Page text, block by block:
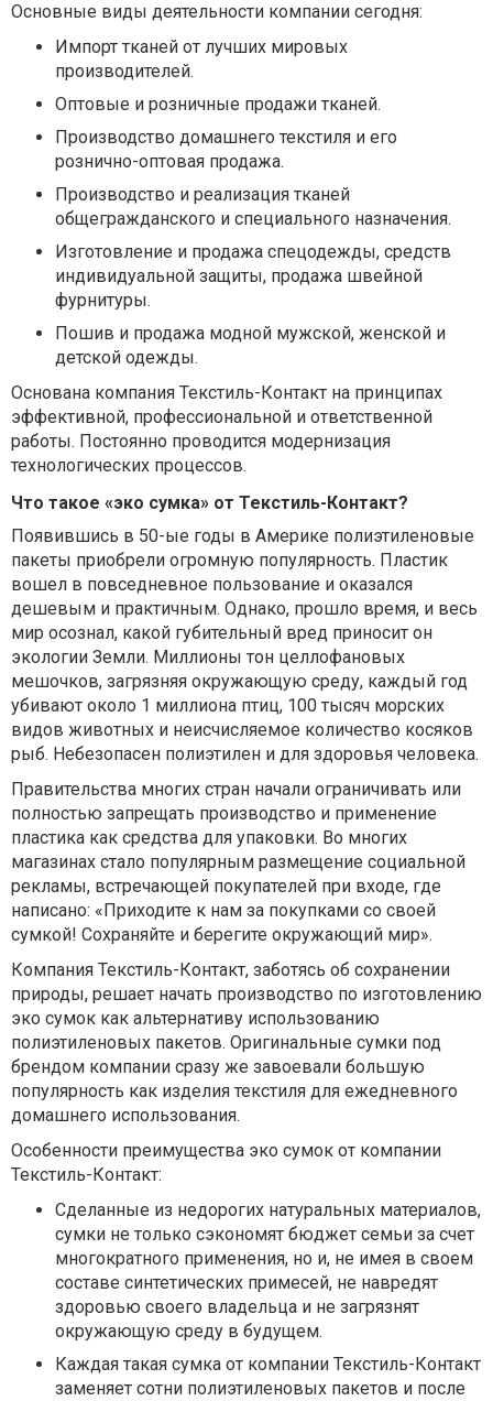
Основные виды деятельности компании сегодня:
Импорт тканей от лучших мировых
производителей.
Оптовые и розничные продажи тканей.
Производство домашнего текстиля и его
рознично-оптовая продажа.
Производство и реализация тканей
общегражданского и специального назначения.
Изготовление и продажа спецодежды, средств
индивидуальной защиты, продажа швейной
фурнитуры.
Пошив и продажа модной мужской, женской и
детской одежды.
Основана компания Текстиль-Контакт на принципах
эффективной, профессиональной и ответственной
работы. Постоянно проводится модернизация
технологических процессов.
Что такое «эко сумка» от Текстиль-Контакт?
Появившись в 50-ые годы в Америке полиэтиленовые
пакеты приобрели огромную популярность. Пластик
вошел в повседневное пользование и оказался
дешевым и практичным. Однако, прошло время, и весь
мир осознал, какой губительный вред приносит он
экологии Земли. Миллионы тон целлофановых
мешочков, загрязняя окружающую среду, каждый год
убивают около 1 миллиона птиц, 100 тысяч морских
видов животных и неисчисляемое количество косяков
рыб. Небезопасен полиэтилен и для здоровья человека.
Правительства многих стран начали ограничивать или
полностью запрещать производство и применение
пластика как средства для упаковки. Во многих
магазинах стало популярным размещение социальной
рекламы, встречающей покупателей при входе, где
написано: «Приходите к нам за покупками со своей
сумкой! Сохраняйте и берегите окружающий мир».
Компания Текстиль-Контакт, заботясь об сохранении
природы, решает начать производство по изготовлению
эко сумок как альтернативу использованию
полиэтиленовых пакетов. Оригинальные сумки под
брендом компании сразу же завоевали большую
популярность как изделия текстиля для ежедневного
домашнего использования.
Особенности преимущества эко сумок от компании
Текстиль-Контакт:
Сделанные из недорогих натуральных материалов,
сумки не только сэкономят бюджет семьи за счет
многократного применения, но и, не имея в своем
составе синтетических примесей, не навредят
здоровью своего владельца и не загрязнят
окружающую среду в будущем.
Каждая такая сумка от компании Текстиль-Контакт
заменяет сотни полиэтиленовых пакетов и после